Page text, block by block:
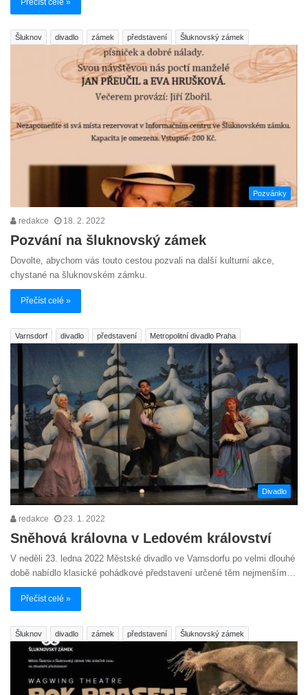
Šluknov divadlo zámek představení Šluknovský zámek
Pozvánky
redakce 18. 2. 2022
Pozvání na šluknovský zámek
Dovolte, abychom vás touto cestou pozvali na další kulturní akce,
chystané na šluknovském zámku.
Přečíst celé »
Varnsdorf divadlo představení Metropolitní divadlo Praha
Divadlo
redakce 23. 1. 2022
Sněhová královna v Ledovém království
V neděli 23. ledna 2022 Městské divadlo ve Varnsdorfu po velmi dlouhé
době nabídlo klasické pohádkové představení určené těm nejmenším…
Přečíst celé »
Šluknov divadlo zámek představení Šluknovský zámek